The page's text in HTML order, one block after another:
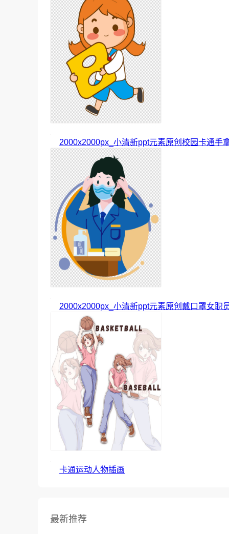
2000x2000px_小清新ppt元素原创校园卡通手
2000x2000px_小清新ppt元素原创戴口罩女职
卡通运动人物插画
最新推荐